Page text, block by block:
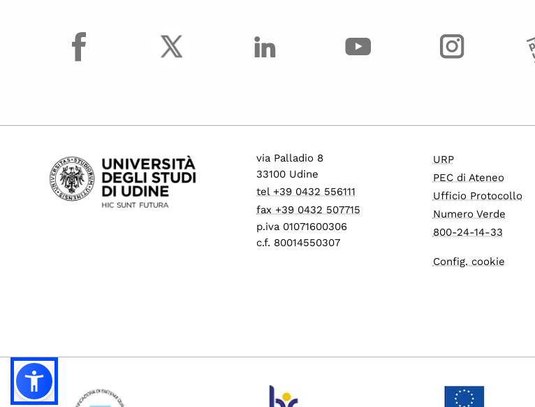
facebook
via Palladio 8
33100 Udine
tel +39 0432 556111
fax +39 0432 507715
p.iva 01071600306
c.f. 80014550307
URP
PEC di Ateneo
Ufficio Protocollo
Numero Verde
800-24-14-33
Config. cookie